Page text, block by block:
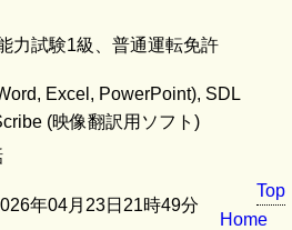
力試験1級、普通運転免許
Excel, PowerPoint), SDL
(映像翻訳用ソフト)
年04月23日21時49分
Top
Home